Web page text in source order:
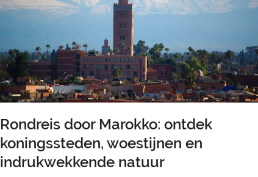
Rondreis door Marokko: ontdek
koningssteden, woestijnen en
indrukwekkende natuur